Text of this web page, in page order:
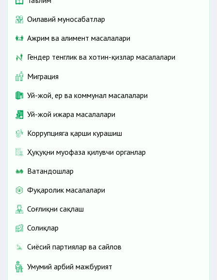
Оилавий муносабатлар
Ажрим ва алимент масалалари
Гендер тенглик ва хотин-қизлар масалалари
Миграция
Уй-жой, ер ва коммунал масалалари
Уй-жой ижара масалалари
Коррупцияга қарши курашиш
Ҳуқуқни муҳофаза қилувчи органлар
Ватандошлар
Фуқаролик масалалари
Соғлиқни сақлаш
Солиқлар
Сиёсий партиялар ва сайлов
Умумий ҳарбий мажбурият